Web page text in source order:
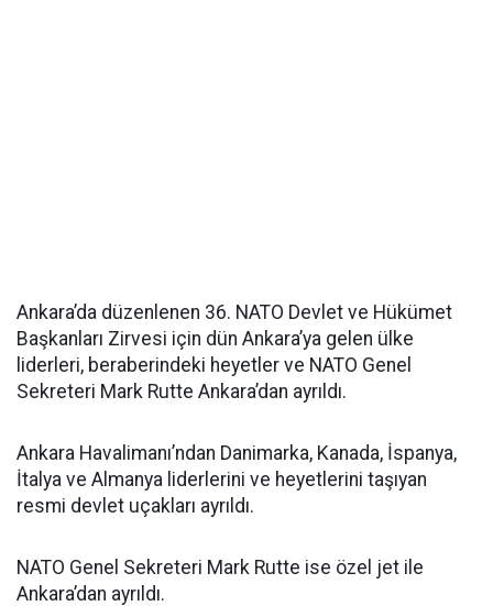
Ankara’da düzenlenen 36. NATO Devlet ve Hükümet
Başkanları Zirvesi için dün Ankara’ya gelen ülke
liderleri, beraberindeki heyetler ve NATO Genel
Sekreteri Mark Rutte Ankara’dan ayrıldı.
Ankara Havalimanı’ndan Danimarka, Kanada, İspanya,
İtalya ve Almanya liderlerini ve heyetlerini taşıyan
resmi devlet uçakları ayrıldı.
NATO Genel Sekreteri Mark Rutte ise özel jet ile
Ankara’dan ayrıldı.